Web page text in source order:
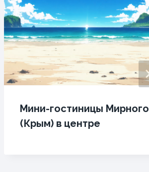
Мини-гостиницы Мирного
(Крым) в центре